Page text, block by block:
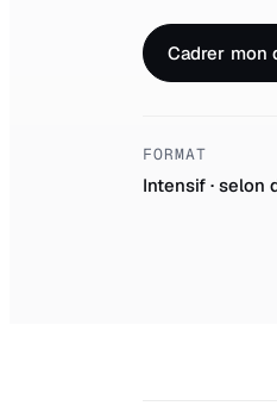
Cadrer mon
FORMAT
Intensif · selon